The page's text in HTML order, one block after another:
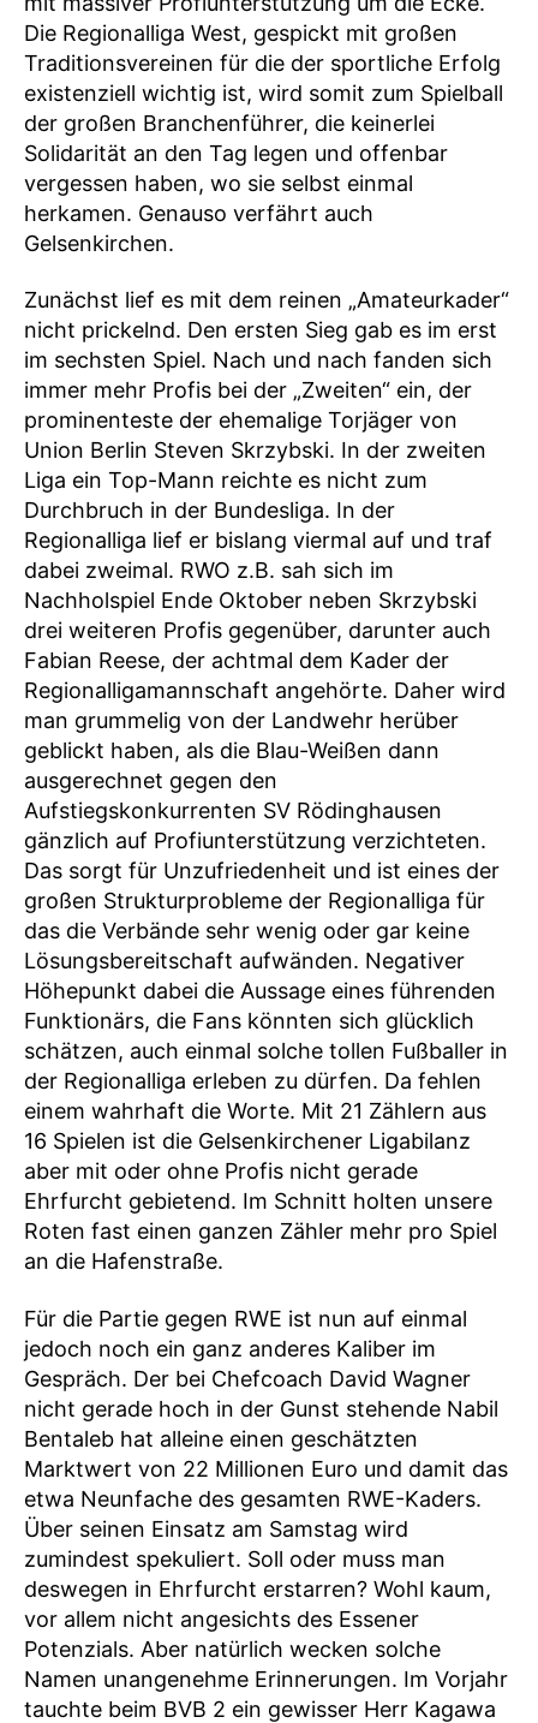
Die Regionalliga West, gespickt mit großen
Traditionsvereinen für die der sportliche Erfolg
existenziell wichtig ist, wird somit zum Spielball
der großen Branchenführer, die keinerlei
Solidarität an den Tag legen und offenbar
vergessen haben, wo sie selbst einmal
herkamen. Genauso verfährt auch
Gelsenkirchen.
Zunächst lief es mit dem reinen „Amateurkader“
nicht prickelnd. Den ersten Sieg gab es im erst
im sechsten Spiel. Nach und nach fanden sich
immer mehr Profis bei der „Zweiten“ ein, der
prominenteste der ehemalige Torjäger von
Union Berlin Steven Skrzybski. In der zweiten
Liga ein Top-Mann reichte es nicht zum
Durchbruch in der Bundesliga. In der
Regionalliga lief er bislang viermal auf und traf
dabei zweimal. RWO z.B. sah sich im
Nachholspiel Ende Oktober neben Skrzybski
drei weiteren Profis gegenüber, darunter auch
Fabian Reese, der achtmal dem Kader der
Regionalligamannschaft angehörte. Daher wird
man grummelig von der Landwehr herüber
geblickt haben, als die Blau-Weißen dann
ausgerechnet gegen den
Aufstiegskonkurrenten SV Rödinghausen
gänzlich auf Profiunterstützung verzichteten.
Das sorgt für Unzufriedenheit und ist eines der
großen Strukturprobleme der Regionalliga für
das die Verbände sehr wenig oder gar keine
Lösungsbereitschaft aufwänden. Negativer
Höhepunkt dabei die Aussage eines führenden
Funktionärs, die Fans könnten sich glücklich
schätzen, auch einmal solche tollen Fußballer in
der Regionalliga erleben zu dürfen. Da fehlen
einem wahrhaft die Worte. Mit 21 Zählern aus
16 Spielen ist die Gelsenkirchener Ligabilanz
aber mit oder ohne Profis nicht gerade
Ehrfurcht gebietend. Im Schnitt holten unsere
Roten fast einen ganzen Zähler mehr pro Spiel
an die Hafenstraße.
Für die Partie gegen RWE ist nun auf einmal
jedoch noch ein ganz anderes Kaliber im
Gespräch. Der bei Chefcoach David Wagner
nicht gerade hoch in der Gunst stehende Nabil
Bentaleb hat alleine einen geschätzten
Marktwert von 22 Millionen Euro und damit das
etwa Neunfache des gesamten RWE-Kaders.
Über seinen Einsatz am Samstag wird
zumindest spekuliert. Soll oder muss man
deswegen in Ehrfurcht erstarren? Wohl kaum,
vor allem nicht angesichts des Essener
Potenzials. Aber natürlich wecken solche
Namen unangenehme Erinnerungen. Im Vorjahr
tauchte beim BVB 2 ein gewisser Herr Kagawa